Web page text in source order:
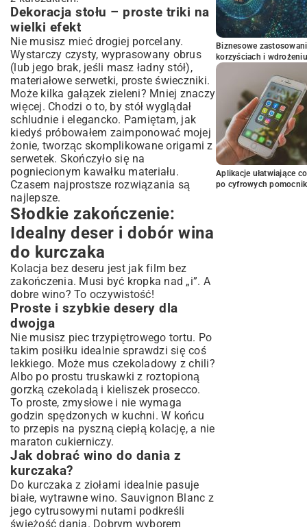
Dekoracja stołu – proste triki na
wielki efekt
Nie musisz mieć drogiej porcelany.
Wystarczy czysty, wyprasowany obrus
(lub jego brak, jeśli masz ładny stół),
materiałowe serwetki, proste świeczniki.
Może kilka gałązek zieleni? Mniej znaczy
więcej. Chodzi o to, by stół wyglądał
schludnie i elegancko. Pamiętam, jak
kiedyś próbowałem zaimponować mojej
żonie, tworząc skomplikowane origami z
serwetek. Skończyło się na
pogniecionym kawałku materiału.
Czasem najprostsze rozwiązania są
najlepsze.
Słodkie zakończenie:
Idealny deser i dobór wina
do kurczaka
Kolacja bez deseru jest jak film bez
zakończenia. Musi być kropka nad „i”. A
dobre wino? To oczywistość!
Proste i szybkie desery dla
dwojga
Nie musisz piec trzypiętrowego tortu. Po
takim posiłku idealnie sprawdzi się coś
lekkiego. Może mus czekoladowy z chili?
Albo po prostu truskawki z roztopioną
gorzką czekoladą i kieliszek prosecco.
To proste, zmysłowe i nie wymaga
godzin spędzonych w kuchni. W końcu
to przepis na pyszną ciepłą kolację, a nie
maraton cukierniczy.
Jak dobrać wino do dania z
kurczaka?
Do kurczaka z ziołami idealnie pasuje
białe, wytrawne wino. Sauvignon Blanc z
jego cytrusowymi nutami podkreśli
świeżość dania. Dobrym wyborem
Biznesowe
korzyściach i wdrożeniu
Aplikacje ułatwiające
po cyfrowych